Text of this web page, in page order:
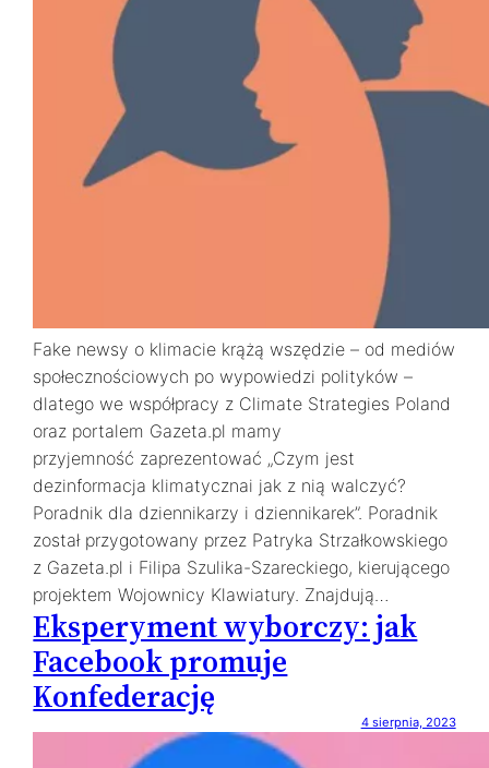
Fake newsy o klimacie krążą wszędzie – od mediów
społecznościowych po wypowiedzi polityków –
dlatego we współpracy z Climate Strategies Poland
oraz portalem Gazeta.pl mamy
przyjemność zaprezentować „Czym jest
dezinformacja klimatycznai jak z nią walczyć?
Poradnik dla dziennikarzy i dziennikarek”. Poradnik
został przygotowany przez Patryka Strzałkowskiego
z Gazeta.pl i Filipa Szulika-Szareckiego, kierującego
projektem Wojownicy Klawiatury. Znajdują…
Eksperyment wyborczy: jak
Facebook promuje
Konfederację
4 sierpnia, 2023